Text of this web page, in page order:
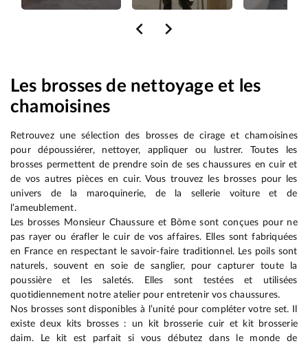
Les brosses de nettoyage et les
chamoisines
Retrouvez une sélection des brosses de cirage et chamoisines
pour dépoussiérer, nettoyer, appliquer ou lustrer. Toutes les
brosses permettent de prendre soin de ses chaussures en cuir et
de vos autres pièces en cuir. Vous trouvez les brosses pour les
univers de la maroquinerie, de la sellerie voiture et de
l’ameublement.
Les brosses Monsieur Chaussure et Bōme sont conçues pour ne
pas rayer ou érafler le cuir de vos affaires. Elles sont fabriquées
en France en respectant le savoir-faire traditionnel. Les poils sont
naturels, souvent en soie de sanglier, pour capturer toute la
poussière et les saletés. Elles sont testées et utilisées
quotidiennement notre atelier pour entretenir vos chaussures.
Nos brosses sont disponibles à l’unité pour compléter votre set. Il
existe deux kits brosses : un kit brosserie cuir et kit brosserie
daim. Le kit est parfait si vous débutez dans le monde de